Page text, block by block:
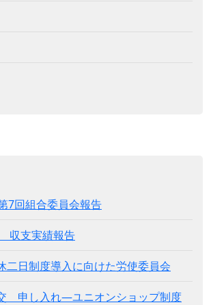
回組合委員会報告
収支実績報告
二日制度導入に向けた労使委員会
申し入れ―ユニオンショップ制度